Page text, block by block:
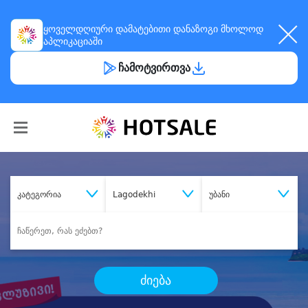
ყოველდღიური დამატებითი დანაზოგი მხოლოდ
აპლიკაციაში
ჩამოტვირთვა
კატეგორია Lagodekhi უბანი
ძიება